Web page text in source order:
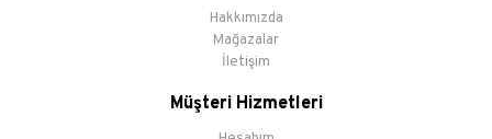
Hakkımızda
Mağazalar
İletişim
Müşteri Hizmetleri